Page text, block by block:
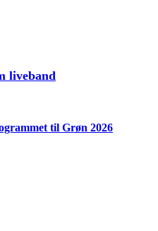
liveband
til Grøn 2026